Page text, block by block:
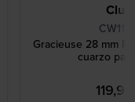
Gracieuse 28 mm
cuarzo